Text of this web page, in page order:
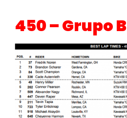
450 – Grupo B